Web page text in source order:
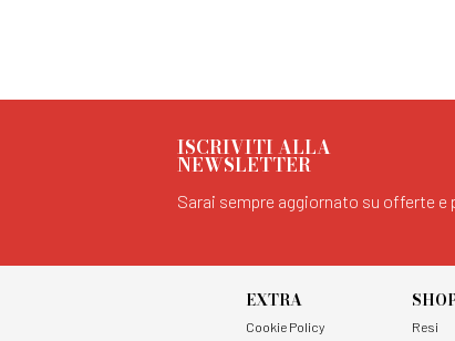
ISCRIVITI ALLA
NEWSLETTER
Sarai sempre aggiornato su offerte e
EXTRA
Cookie Policy
Resi